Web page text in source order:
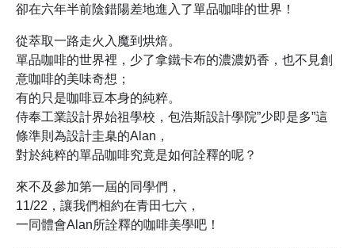
卻在六年半前陰錯陽差地進入了單品咖啡的世界！
從萃取一路走火入魔到烘焙。
單品咖啡的世界裡，少了拿鐵卡布的濃濃奶香，也不見創
意咖啡的美味奇想；
有的只是咖啡豆本身的純粹。
侍奉工業設計界始祖學校，包浩斯設計學院”少即是多”這
條準則為設計圭臬的Alan，
對於純粹的單品咖啡究竟是如何詮釋的呢？
來不及參加第一屆的同學們，
11/22，讓我們相約在青田七六，
一同體會Alan所詮釋的咖啡美學吧！